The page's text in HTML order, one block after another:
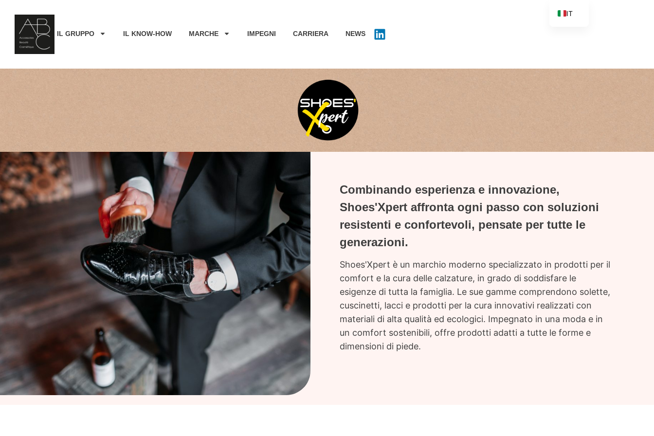
IL GRUPPO IL KNOW-HOW MARCHE IMPEGNI CARRIERA NEWS
Combinando esperienza e innovazione,
Shoes'Xpert affronta ogni passo con soluzioni
resistenti e confortevoli, pensate per tutte le
generazioni.
Shoes'Xpert è un marchio moderno specializzato in prodotti per il
comfort e la cura delle calzature, in grado di soddisfare le
esigenze di tutta la famiglia. Le sue gamme comprendono solette,
cuscinetti, lacci e prodotti per la cura innovativi realizzati con
materiali di alta qualità ed ecologici. Impegnato in una moda e in
un comfort sostenibili, offre prodotti adatti a tutte le forme e
dimensioni di piede.
IT